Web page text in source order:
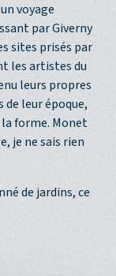
voyage
par Giverny
sites prisés par
les artistes du
leurs propres
leur époque,
forme. Monet
je ne sais rien
de jardins, ce